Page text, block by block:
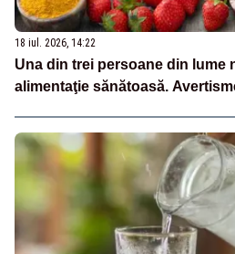
18 iul. 2026, 14:22
Una din trei persoane din lume
alimentaţie sănătoasă.